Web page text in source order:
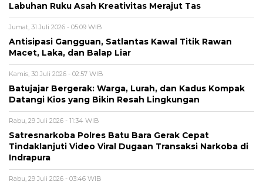
Labuhan Ruku Asah Kreativitas Merajut Tas
Jumat, 31 Juli 2026 - 05:09 WIB
Antisipasi Gangguan, Satlantas Kawal Titik Rawan
Macet, Laka, dan Balap Liar
Kamis, 30 Juli 2026 - 02:57 WIB
Batujajar Bergerak: Warga, Lurah, dan Kadus Kompak
Datangi Kios yang Bikin Resah Lingkungan
Rabu, 29 Juli 2026 - 11:34 WIB
Satresnarkoba Polres Batu Bara Gerak Cepat
Tindaklanjuti Video Viral Dugaan Transaksi Narkoba di
Indrapura
Rabu, 29 Juli 2026 - 03:46 WIB